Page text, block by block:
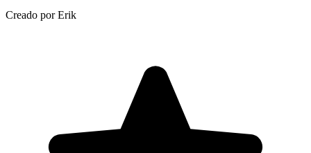
Creado por Erik